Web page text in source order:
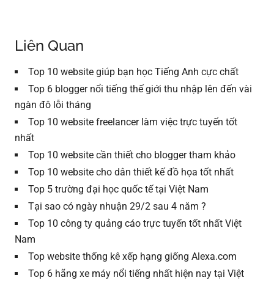
Liên Quan
Top 10 website giúp bạn học Tiếng Anh cực chất
Top 6 blogger nổi tiếng thế giới thu nhập lên đến vài
ngàn đô lỗi tháng
Top 10 website freelancer làm việc trực tuyến tốt
nhất
Top 10 website cần thiết cho blogger tham khảo
Top 10 website cho dân thiết kế đồ họa tốt nhất
Top 5 trường đại học quốc tế tại Việt Nam
Tại sao có ngày nhuận 29/2 sau 4 năm ?
Top 10 công ty quảng cáo trực tuyến tốt nhất Việt
Nam
Top website thống kê xếp hạng giống Alexa.com
Top 6 hãng xe máy nổi tiếng nhất hiện nay tại Việt